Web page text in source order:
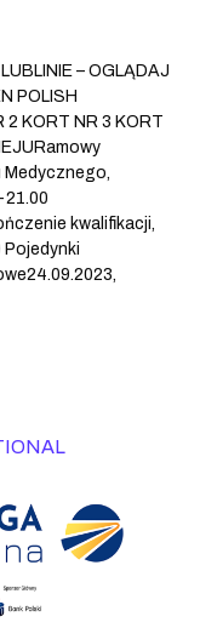
– OGLĄDAJ
POLISH
KORT NR 3 KORT
Medycznego,
21.00
kwalifikacji,
Pojedynki